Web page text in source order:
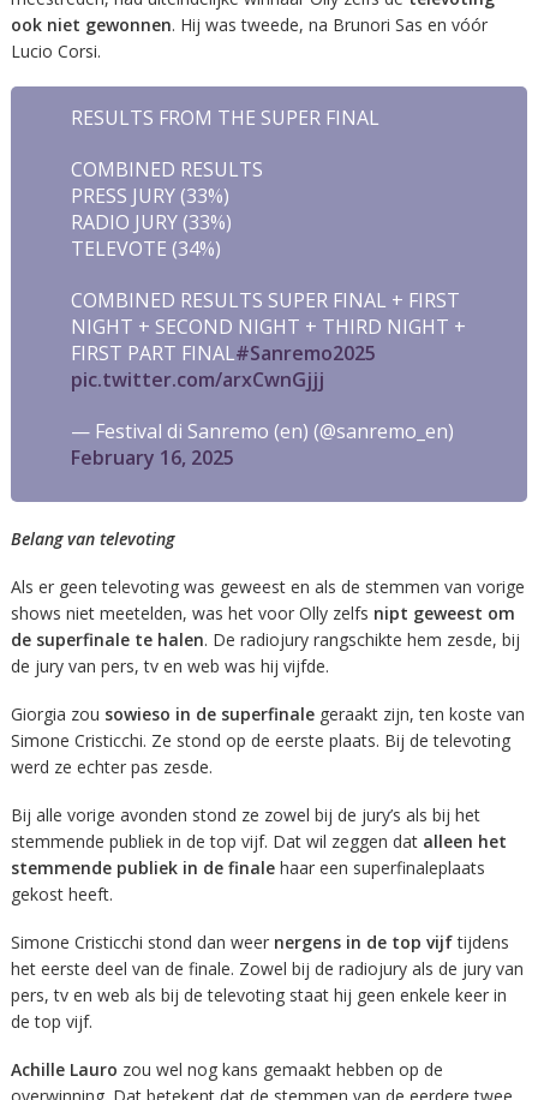
ook niet gewonnen. Hij was tweede, na Brunori Sas en vóór
Lucio Corsi.
RESULTS FROM THE SUPER FINAL
COMBINED RESULTS
PRESS JURY (33%)
RADIO JURY (33%)
TELEVOTE (34%)
COMBINED RESULTS SUPER FINAL + FIRST
NIGHT + SECOND NIGHT + THIRD NIGHT +
FIRST PART FINAL#Sanremo2025
pic.twitter.com/arxCwnGjjj
— Festival di Sanremo (en) (@sanremo_en)
February 16, 2025
Belang van televoting
Als er geen televoting was geweest en als de stemmen van vorige
shows niet meetelden, was het voor Olly zelfs nipt geweest om
de superfinale te halen. De radiojury rangschikte hem zesde, bij
de jury van pers, tv en web was hij vijfde.
Giorgia zou sowieso in de superfinalegeraakt zijn, ten koste van
Simone Cristicchi. Ze stond op de eerste plaats. Bij de televoting
werd ze echter pas zesde.
Bij alle vorige avonden stond ze zowel bij de jury’s als bij het
stemmende publiek in de top vijf. Dat wil zeggen dat alleen het
stemmende publiek in de finalehaar een superfinaleplaats
gekost heeft.
Simone Cristicchi stond dan weer nergens in de top vijftijdens
het eerste deel van de finale. Zowel bij de radiojury als de jury van
pers, tv en web als bij de televoting staat hij geen enkele keer in
de top vijf.
Achille Lauro zou wel nog kans gemaakt hebben op de